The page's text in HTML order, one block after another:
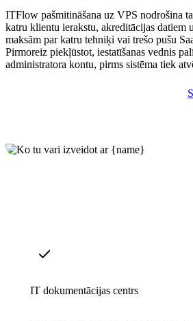
ITFlow pašmitināšana uz VPS nodrošina
katru klientu ierakstu, akreditācijas datiem
maksām par katru tehniķi vai trešo pušu
Pirmoreiz piekļūstot, iestatīšanas vednis
administratora kontu, pirms sistēma tiek
IT dokumentācijas centrs